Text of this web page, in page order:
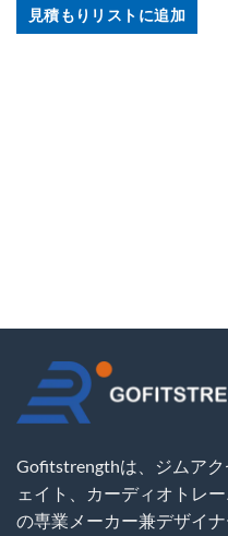
見積もりリストに追加
Gofitstrengthは、ジムア
ェイト、カーディオトレ
の専業メーカー兼デザイ